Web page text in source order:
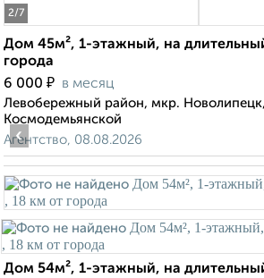
2/7
Дом 45м², 1-этажный, на
города
6 000 ₽ в месяц
Левобережный район, мкр.
Космодемьянской
Агентство, 08.08.2026
‹
Дом 54м², 1-этажный, на